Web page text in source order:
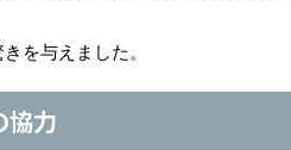
を与えました。
協力